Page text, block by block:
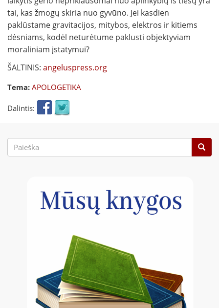
tai, kas žmogų skiria nuo gyvūno. Jei kasdien
paklūstame gravitacijos, mitybos, elektros ir kitiems
dėsniams, kodėl neturėtume paklusti objektyviam
moraliniam įstatymui?
ŠALTINIS: angeluspress.org
Tema: APOLOGETIKA
Dalintis:
Paieškos